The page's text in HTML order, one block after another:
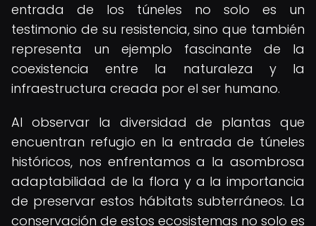
entrada de los túneles no solo es un
testimonio de su resistencia, sino que también
representa un ejemplo fascinante de la
coexistencia entre la naturaleza y la
infraestructura creada por el ser humano.
Al observar la diversidad de plantas que
encuentran refugio en la entrada de túneles
históricos, nos enfrentamos a la asombrosa
adaptabilidad de la flora y a la importancia
de preservar estos hábitats subterráneos. La
conservación de estos ecosistemas no solo es